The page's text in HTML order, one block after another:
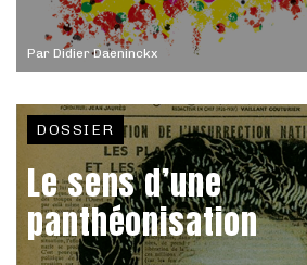
Par Didier Daeninckx
DOSSIER
Le sens d’une
panthéonisation